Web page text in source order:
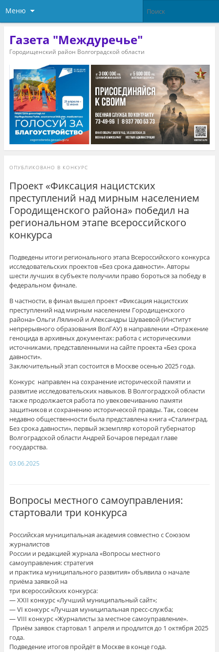
Меню
Газета "Междуречье"
Городищенский район Волгоградской области
ОПУБЛИКОВАНО В КОНКУРС
Проект «Фиксация нацистских
преступлений над мирным населением
Городищенского района» победил на
региональном этапе всероссийского
конкурса
Подведены итоги регионального этапа Всероссийского конкурса
исследовательских проектов «Без срока давности». Авторы
шести лучших в субъекте получили право бороться за победу в
федеральном финале.
В частности, в финал вышел проект «Фиксация нацистских
преступлений над мирным населением Городищенского
района» Ольги Лялиной и Александры Шуваевой (Институт
непрерывного образования ВолГАУ) в направлении «Отражение
геноцида в архивных документах: работа с историческими
источниками, представленными на сайте проекта «Без срока
давности».
Заключительный этап состоится в Москве осенью 2025 года.
Конкурс направлен на сохранение исторической памяти и
развитие исследовательских навыков. В Волгоградской области
также продолжается работа по увековечиванию памяти
защитников и сохранению исторической правды. Так, совсем
недавно общественности была представлена книга «Сталинград.
Без срока давности», первый экземпляр которой губернатор
Волгоградской области Андрей Бочаров передал главе
государства.
03.06.2025
Вопросы местного самоуправления:
стартовали три конкурса
Российская муниципальная академия совместно с Союзом
журналистов
России и редакцией журнала «Вопросы местного
самоуправления: стратегия
и практика муниципального развития» объявила о начале
приёма заявкой на
три всероссийских конкурса:
— XXII конкурс «Лучший муниципальный сайт»;
— VI конкурс «Лучшая муниципальная пресс-служба;
— VIII конкурс «Журналисты за местное самоуправление».
Приём заявок стартовал 1 апреля и продлится до 1 октября 2025
года.
Подведение итогов пройдёт в Москве в конце года.